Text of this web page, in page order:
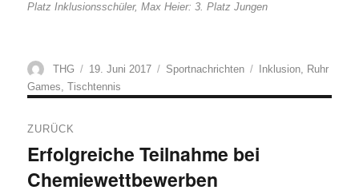
Platz Inklusionsschüler, Max Heier: 3. Platz Jungen
Autor
THG
Veröffentlicht
am
19. Juni 2017 Kategorien
Sportnachrichten Schlagwörter
Inklusion, Ruhr
Games,Tischtennis
ZURÜCK
Vorheriger
Beitrag:
Erfolgreiche Teilnahme bei
Chemiewettbewerben